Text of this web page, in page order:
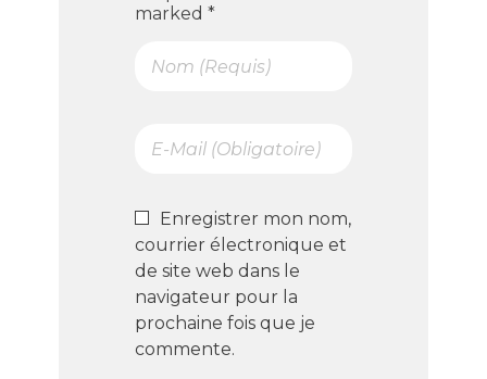
marked *
Enregistrer mon nom,
courrier électronique et
de site web dans le
navigateur pour la
prochaine fois que je
commente.